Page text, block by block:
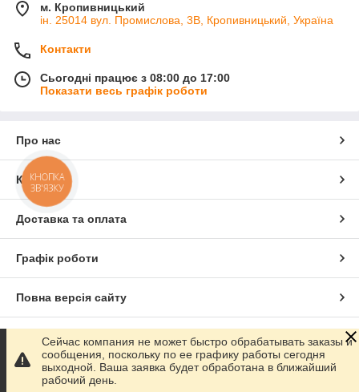
м. Кропивницький
ін. 25014 вул. Промислова, 3В, Кропивницький, Україна
Контакти
Сьогодні працює з 08:00 до 17:00
Показати весь графік роботи
Про нас
Контакти
Доставка та оплата
Графік роботи
Повна версія сайту
Сайт створено на маркетплейсі Prom.ua
Політика конфіденційності
Сейчас компания не может быстро обрабатывать заказы и
сообщения, поскольку по ее графику работы сегодня
выходной. Ваша заявка будет обработана в ближайший
рабочий день.
КНОПКА
ЗВ'ЯЗКУ